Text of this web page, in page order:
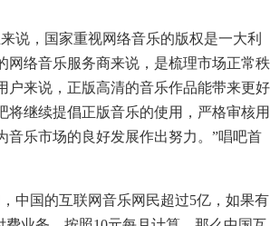
说，国家重视网络音乐的版权是一大利
网络音乐服务商来说，是梳理市场正常秩
户来说，正版高清的音乐作品能带来更好
将继续提倡正版音乐的使用，严格审核用
音乐市场的良好发展作出努力。”唱吧首
，中国的互联网音乐网民超过5亿，如果有